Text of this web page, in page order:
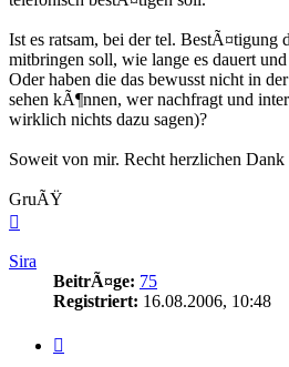
Ist es ratsam, bei der tel. BestÃ¤tigung
mitbringen soll, wie lange es dauert
Oder haben die das bewusst nicht in
sehen kÃ¶nnen, wer nachfragt und
wirklich nichts dazu sagen)?
Soweit von mir. Recht herzlichen Dank
GruÃŸ
Sira
BeitrÃ¤ge: 75
Registriert: 16.08.2006, 10:48